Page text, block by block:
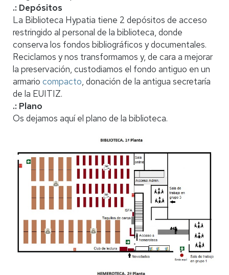
.: Depósitos
La Biblioteca Hypatia tiene 2 depósitos de acceso
restringido al personal de la biblioteca, donde
conserva los fondos bibliográficos y documentales.
Reciclamos y nos transformamos y, de cara a mejorar
la preservación, custodiamos el fondo antiguo en un
armario compacto, donación de la antigua secretaría
de la EUITIZ.
.: Plano
Os dejamos aquí el plano de la biblioteca.